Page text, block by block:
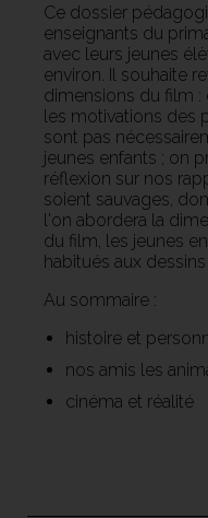
Ce dossier
enseignants du
avec leurs jeunes
environ. Il souhaite
dimensions du film
les motivations des
sont pas
jeunes enfants ; on
réflexion sur nos
soient sauvages,
l'on abordera la
du film, les jeunes
habitués aux
Au sommaire :
histoire et
nos amis les
cinéma et réalité